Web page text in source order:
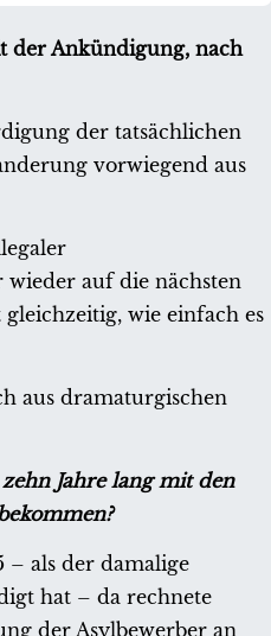
der Ankündigung, nach
der tatsächlichen
vorwiegend aus
auf die nächsten
wie einfach es
aus dramaturgischen
Jahre lang mit den
– als der damalige
hat – da rechnete
der Asylbewerber an